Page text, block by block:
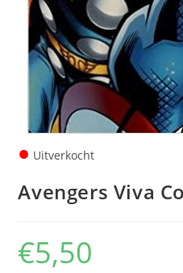
● Uitverkocht
Avengers Viva
€5,50